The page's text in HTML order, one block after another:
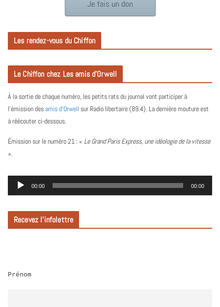
Je fais un don
Les rendez-vous du Chiffon
Le Chiffon chez Les amis d’Orwell
À la sortie de chaque numéro, les petits rats du journal vont participer à
l’émission des amis d’Orwell sur Radio libertaire (89.4). La dernière mouture est
à réécouter ci-dessous.
Émission sur le numéro 21 : « Le Grand Paris Express, une idéologie de la vitesse
».
e
c
t
r
00:00 00:00
Recevez l’infolettre
Prénom